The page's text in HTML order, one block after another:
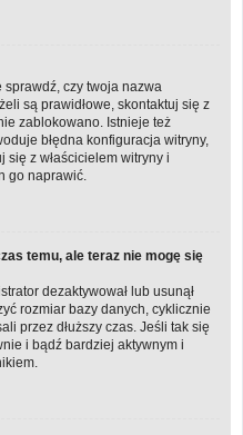
czy twoja nazwa
są prawidłowe, skontaktuj się z
zablokowano. Istnieje też
błędna konfiguracja witryny,
się z właścicielem witryny i
go naprawić.
temu, ale teraz nie mogę się
dezaktywował lub usunął
rozmiar bazy danych, cyklicznie
przez dłuższy czas. Jeśli tak się
i bądź bardziej aktywnym i